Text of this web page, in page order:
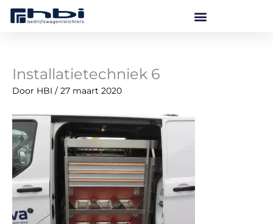
Installatietechniek 6
Door HBI / 27 maart 2020